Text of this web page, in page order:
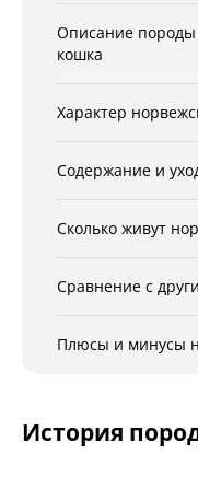
Описание породы
кошка
Характер
Содержание и
Сколько живут
Сравнение с
Плюсы и минусы
История